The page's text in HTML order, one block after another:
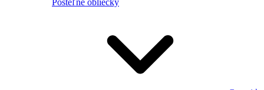
Posteľné obliečky